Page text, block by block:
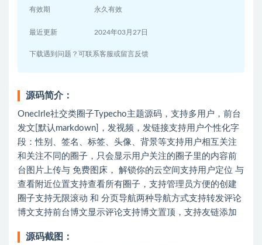
有效期 永久有效
最近更新 2024年03月27日
下载遇到问题？可联系客服或留言反馈
源码简介：
Oneclrle社交类圈子Typecho主题源码，支持多用户，前台
发文[默认markdown]，发视频，发链接支持用户个性化字
段：性别、签名、标签、头像、背景等支持用户相互关注
和关注不同的圈子，只会显示用户关注的圈子里的内容前
台图片上传与 免费图床， 解锁你的云空间支持用户定位 与
查看附近位置支持查看所有圈子，支持管理员方便的创建
圈子支持无限滚动 和 分页导航两种导航方式支持转发评论
博文支持前台博文显示评论支持博文置顶，支持友链添加
源码截图：